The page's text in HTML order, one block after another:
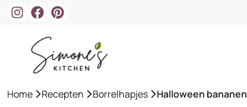
Home »Recepten »Borrelhapjes »Halloween bananen